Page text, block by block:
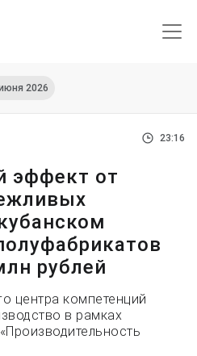
2026
23:16
эффект от
рублей
центра компетенций
в рамках